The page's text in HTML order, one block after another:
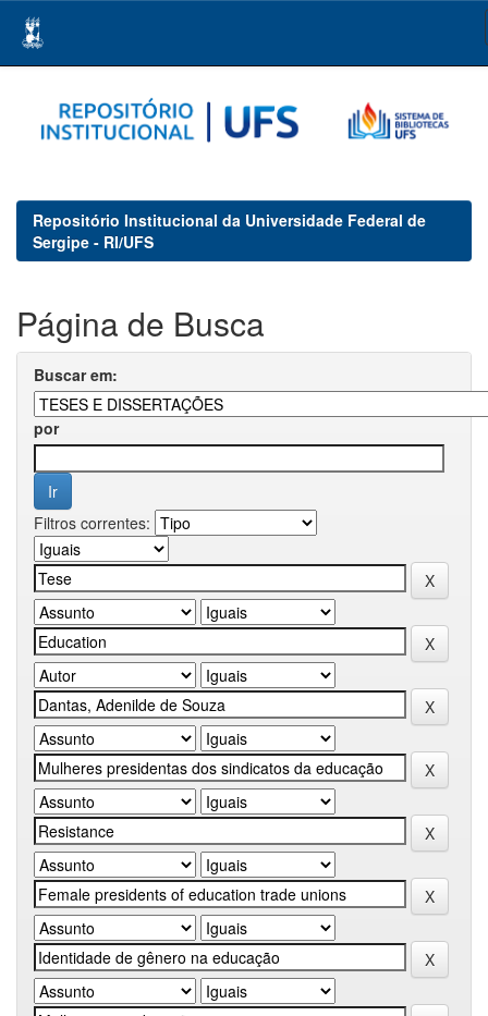
navigation
Repositório Institucional da Universidade Federal de
Sergipe - RI/UFS
Página de Busca
Buscar em:
por
Filtros correntes: